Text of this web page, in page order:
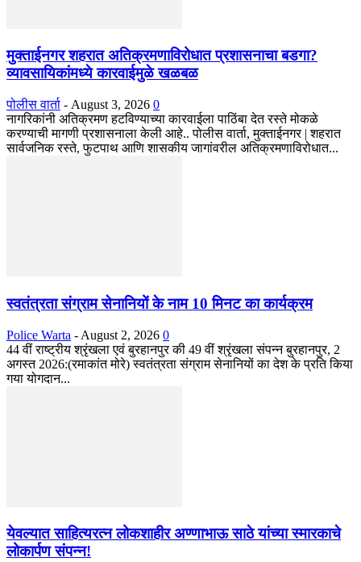
मुक्ताईनगर शहरात अतिक्रमणाविरोधात प्रशासनाचा बडगा?
व्यावसायिकांमध्ये कारवाईमुळे खळबळ
पोलीस वार्ता - August 3, 2026 0
नागरिकांनी अतिक्रमण हटविण्याच्या कारवाईला पाठिंबा देत रस्ते मोकळे
करण्याची मागणी प्रशासनाला केली आहे.. पोलीस वार्ता, मुक्ताईनगर | शहरात
सार्वजनिक रस्ते, फुटपाथ आणि शासकीय जागांवरील अतिक्रमणाविरोधात...
स्वतंत्रता संग्राम सेनानियों के नाम 10 मिनट का कार्यक्रम
Police Warta - August 2, 2026 0
44 वीं राष्ट्रीय श्रृंखला एवं बुरहानपुर की 49 वीं श्रृंखला संपन्न बुरहानपुर, 2
अगस्त 2026:(रमाकांत मोरे) स्वतंत्रता संग्राम सेनानियों का देश के प्रति किया
गया योगदान...
येवल्यात साहित्यरत्न लोकशाहीर अण्णाभाऊ साठे यांच्या स्मारकाचे
लोकार्पण संपन्न!